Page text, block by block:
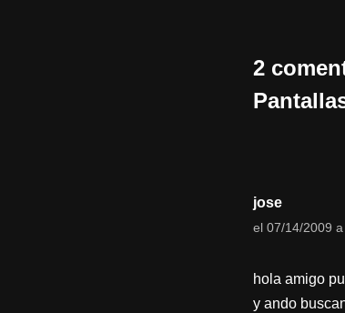
2
jose
el 07/14/2009
hola amigo
y ando